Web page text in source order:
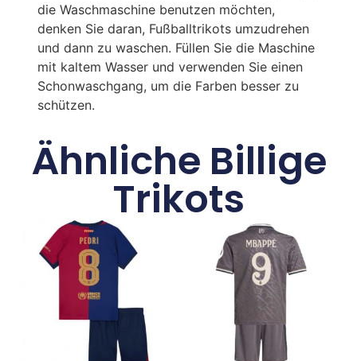
die Waschmaschine benutzen möchten,
denken Sie daran, Fußballtrikots umzudrehen
und dann zu waschen. Füllen Sie die Maschine
mit kaltem Wasser und verwenden Sie einen
Schonwaschgang, um die Farben besser zu
schützen.
Ähnliche Billige
Trikots